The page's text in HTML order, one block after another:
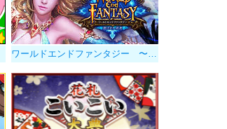
ワールドエンドファンタジー 〜選ばれし勇者